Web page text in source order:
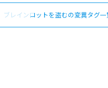
ブレインロットを盗むの変異タグ一